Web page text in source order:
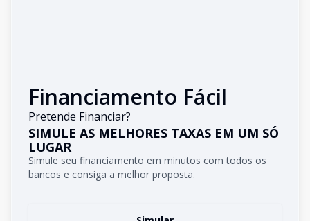
Financiamento Fácil
Pretende Financiar?
SIMULE AS MELHORES TAXAS EM UM SÓ
LUGAR
Simule seu financiamento em minutos com todos os
bancos e consiga a melhor proposta.